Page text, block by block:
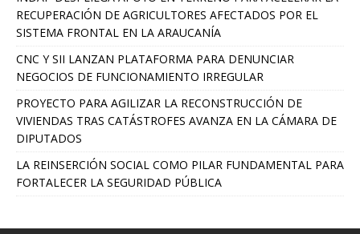
RECUPERACIÓN DE AGRICULTORES AFECTADOS POR EL
SISTEMA FRONTAL EN LA ARAUCANÍA
CNC Y SII LANZAN PLATAFORMA PARA DENUNCIAR
NEGOCIOS DE FUNCIONAMIENTO IRREGULAR
PROYECTO PARA AGILIZAR LA RECONSTRUCCIÓN DE
VIVIENDAS TRAS CATÁSTROFES AVANZA EN LA CÁMARA DE
DIPUTADOS
LA REINSERCIÓN SOCIAL COMO PILAR FUNDAMENTAL PARA
FORTALECER LA SEGURIDAD PÚBLICA